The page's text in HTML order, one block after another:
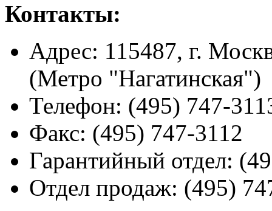
Контакты:
Адрес: 115487, г.
(Метро "Нагатинская")
Телефон: (495) 747-
Факс: (495) 747-3112
Гарантийный отдел:
Отдел продаж: (495)